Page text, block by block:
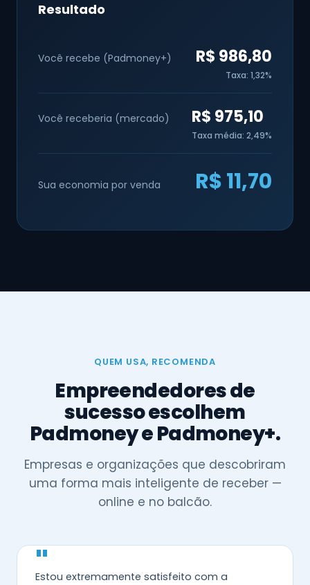
Resultado
Você recebe (Padmoney+) R$ 986,80
Taxa: 1,32%
Você receberia (mercado) R$ 975,10
Taxa média: 2,49%
Sua economia por venda R$ 11,70
QUEM USA, RECOMENDA
Empreendedores de
sucesso escolhem
Padmoney e Padmoney+.
Empresas e organizações que descobriram
uma forma mais inteligente de receber —
online e no balcão.
"
Estou extremamente satisfeito com a